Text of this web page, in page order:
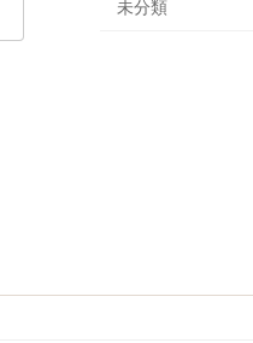
未分類